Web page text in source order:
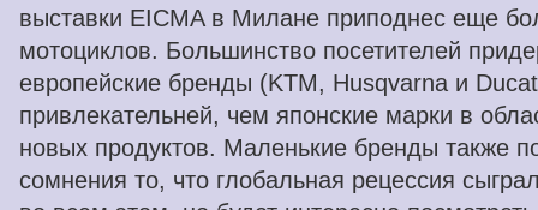
выставки EICMA в Милане приподнес еще
мотоциклов. Большинство посетителей
европейские бренды (KTM, Husqvarna и
привлекательней, чем японские марки в
новых продуктов. Маленькие бренды также
сомнения то, что глобальная рецессия